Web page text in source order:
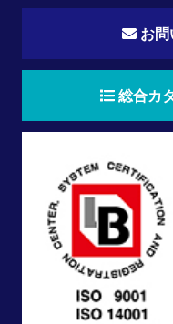
お
総合カ